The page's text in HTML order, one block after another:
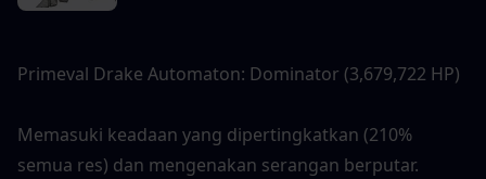
Primeval Drake Automaton: Dominator (3,679,722 HP)
Memasuki keadaan yang dipertingkatkan (210%
semua res) dan mengenakan serangan berputar.